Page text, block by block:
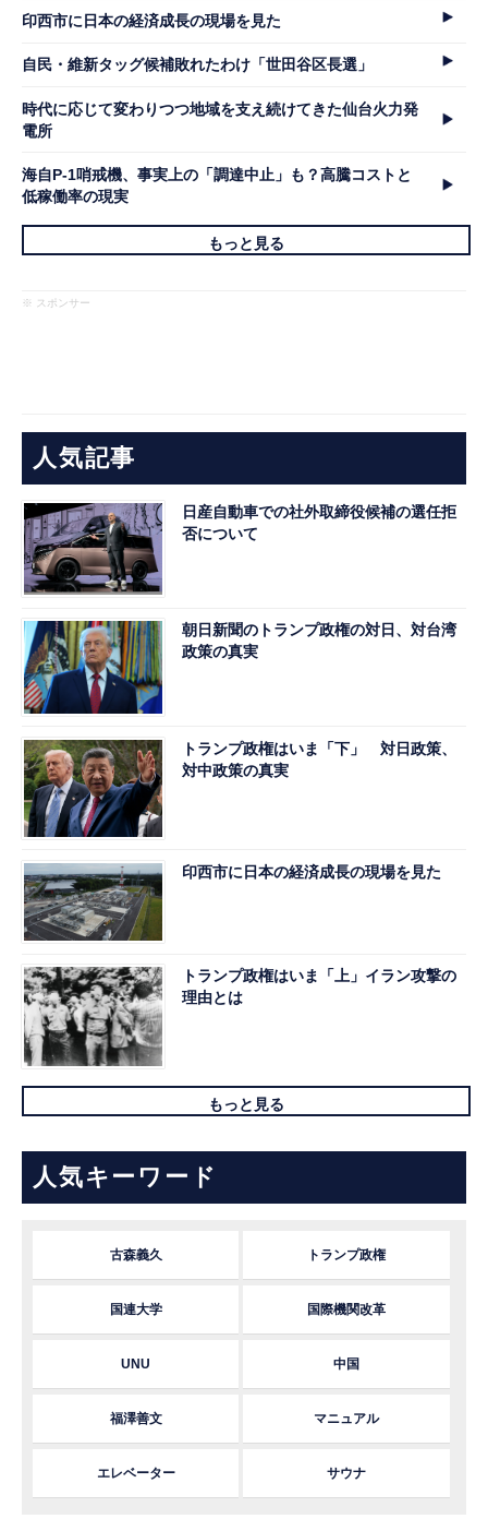
印西市に日本の経済成長の現場を見た
自民・維新タッグ候補敗れたわけ「世田谷区長選」
時代に応じて変わりつつ地域を支え続けてきた仙台火力発
電所
海自P-1哨戒機、事実上の「調達中止」も？高騰コストと
低稼働率の現実
もっと見る
※ スポンサー
人気記事
日産自動車での社外取締役候補の選任拒
否について
朝日新聞のトランプ政権の対日、対台湾
政策の真実
トランプ政権はいま「下」 対日政策、
対中政策の真実
印西市に日本の経済成長の現場を見た
トランプ政権はいま「上」イラン攻撃の
理由とは
もっと見る
人気キーワード
古森義久 トランプ政権
国連大学 国際機関改革
UNU 中国
福澤善文 マニュアル
エレベーター サウナ